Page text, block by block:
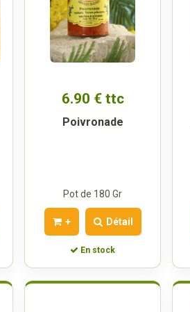
6.90 € ttc
Poivronade
Pot de 180 Gr
+ Détail
En stock